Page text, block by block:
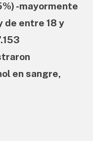
-mayormente
de entre 18 y
en sangre,